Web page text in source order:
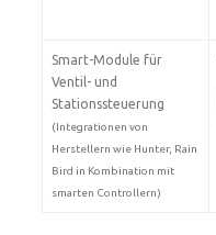
Smart-Module für
Ventil- und
Stationssteuerung
(Integrationen von
Herstellern wie Hunter, Rain
Bird in Kombination mit
smarten Controllern)